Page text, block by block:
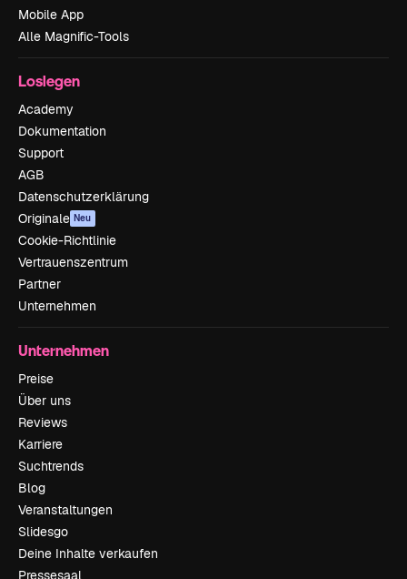
Mobile App
Alle Magnific-Tools
Loslegen
Academy
Dokumentation
Support
AGB
Datenschutzerklärung
Originale Neu
Cookie-Richtlinie
Vertrauenszentrum
Partner
Unternehmen
Unternehmen
Preise
Über uns
Reviews
Karriere
Suchtrends
Blog
Veranstaltungen
Slidesgo
Deine Inhalte verkaufen
Pressesaal